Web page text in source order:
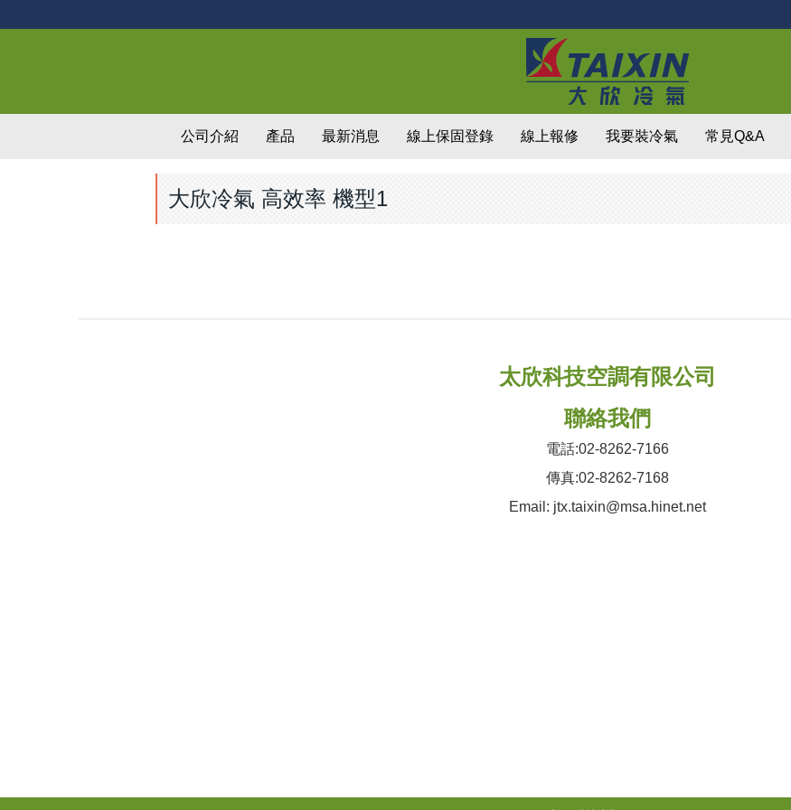
公司介紹 產品 最新消息 線上保固登錄 線上報修 我要裝冷氣 常見Q&A
大欣冷氣 高效率 機型1
太欣科技空調有限公司
聯絡我們
電話:02-8262-7166
傳真:02-8262-7168
Email: jtx.taixin@msa.hinet.net